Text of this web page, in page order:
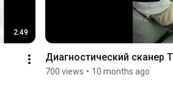
2:49
Диагностический сканер
700 views • 10 months ago